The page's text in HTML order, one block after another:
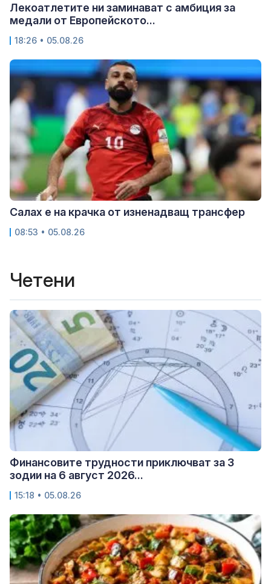
Лекоатлетите ни заминават с амбиция за
медали от Европейското...
18:26 • 05.08.26
Салах е на крачка от изненадващ трансфер
08:53 • 05.08.26
Четени
Финансовите трудности приключват за 3
зодии на 6 август 2026...
15:18 • 05.08.26